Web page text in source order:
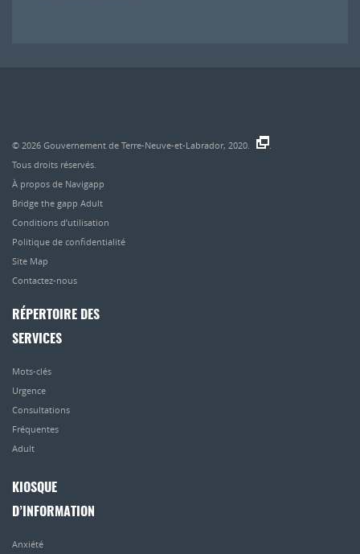
© 2026 Gouvernement de Terre-Neuve-et-Labrador, 2020.
Tous droits réservés.
À propos de Navigapp
Bridge the gapp Adult
Conditions d’utilisation
Politique de confidentialité
Site Map
Contactez-nous
RÉPERTOIRE DES
SERVICES
Mots-clés
Urgence
Consultations
Fréquentes
Adult
KIOSQUE
D’INFORMATION
Anxiété